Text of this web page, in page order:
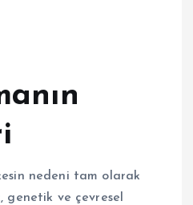
nedeni tam olarak
genetik ve çevresel